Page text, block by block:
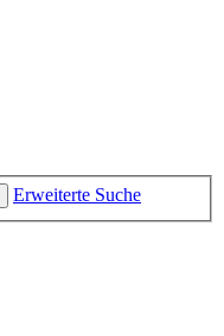
Erweiterte Suche